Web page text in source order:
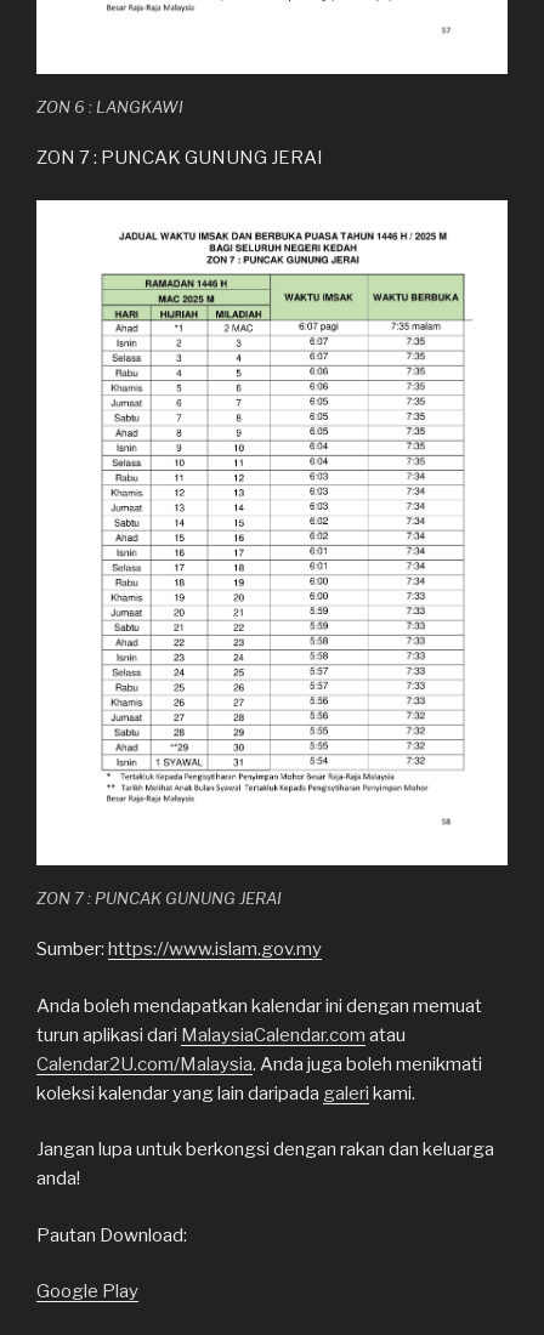
ZON 6 : LANGKAWI
ZON 7 : PUNCAK GUNUNG JERAI
ZON 7 : PUNCAK GUNUNG JERAI
Sumber: https://www.islam.gov.my
Anda boleh mendapatkan kalendar ini dengan memuat
turun aplikasi dari MalaysiaCalendar.com atau
Calendar2U.com/Malaysia. Anda juga boleh menikmati
koleksi kalendar yang lain daripada galeri kami.
Jangan lupa untuk berkongsi dengan rakan dan keluarga
anda!
Pautan Download:
Google Play